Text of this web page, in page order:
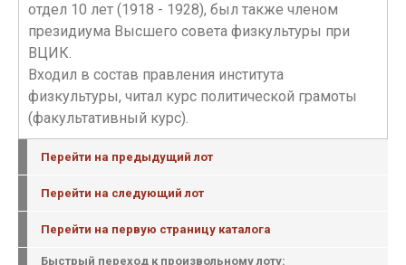
отдел 10 лет (1918 - 1928), был также членом
президиума Высшего совета физкультуры при
ВЦИК.
Входил в состав правления института
физкультуры, читал курс политической грамоты
(факультативный курс).
Перейти на предыдущий лот
Перейти на следующий лот
Перейти на первую страницу каталога
Быстрый переход к произвольному лоту: